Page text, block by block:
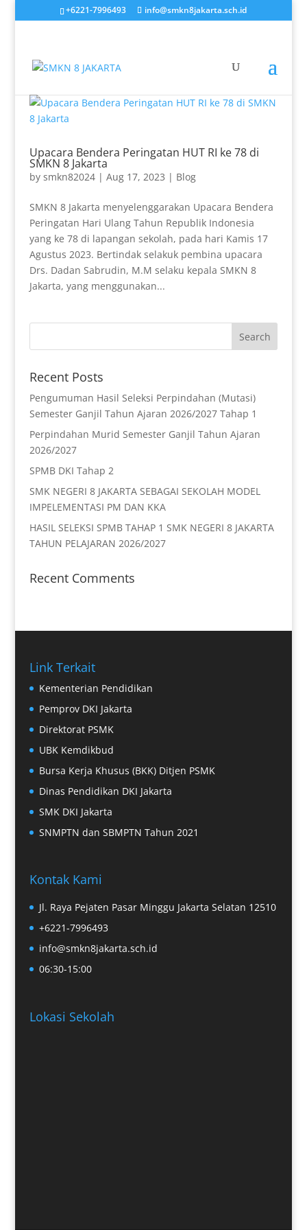
+6221-7996493 info@smkn8jakarta.sch.id
Upacara Bendera Peringatan HUT RI ke 78 di
SMKN 8 Jakarta
by smkn82024| Aug 17, 2023 | Blog
SMKN 8 Jakarta menyelenggarakan Upacara Bendera
Peringatan Hari Ulang Tahun Republik Indonesia
yang ke 78 di lapangan sekolah, pada hari Kamis 17
Agustus 2023. Bertindak selakuk pembina upacara
Drs. Dadan Sabrudin, M.M selaku kepala SMKN 8
Jakarta, yang menggunakan...
Recent Posts
Pengumuman Hasil Seleksi Perpindahan (Mutasi)
Semester Ganjil Tahun Ajaran 2026/2027 Tahap 1
Perpindahan Murid Semester Ganjil Tahun Ajaran
2026/2027
SPMB DKI Tahap 2
SMK NEGERI 8 JAKARTA SEBAGAI SEKOLAH MODEL
IMPELEMENTASI PM DAN KKA
HASIL SELEKSI SPMB TAHAP 1 SMK NEGERI 8 JAKARTA
TAHUN PELAJARAN 2026/2027
Recent Comments
Link Terkait
Kementerian Pendidikan
Pemprov DKI Jakarta
Direktorat PSMK
UBK Kemdikbud
Bursa Kerja Khusus (BKK) Ditjen PSMK
Dinas Pendidikan DKI Jakarta
SMK DKI Jakarta
SNMPTN dan SBMPTN Tahun 2021
Kontak Kami
Jl. Raya Pejaten Pasar Minggu Jakarta Selatan 12510
+6221-7996493
info@smkn8jakarta.sch.id
06:30-15:00
Lokasi Sekolah